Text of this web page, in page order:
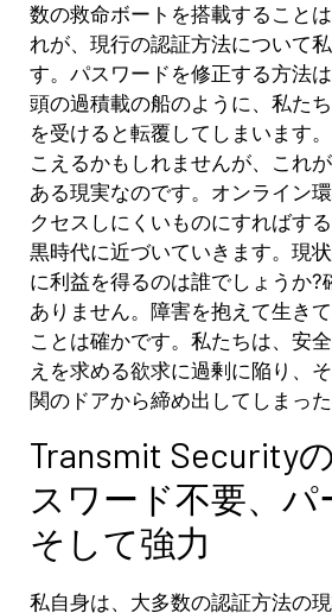
数の救命ボートを搭載すること
れが、現行の認証方法について
す。パスワードを修正する方法
頭の過積載の船のように、私た
を受けると転覆してしまいます。
こえるかもしれませんが、これ
ある現実なのです。オンライン
クセスしにくいものにすればす
黒時代に近づいていきます。現
に利益を得るのは誰でしょうか?
ありません。障害を抱えて生き
ことは確かです。私たちは、安
えを求める欲求に過剰に陥り、
関のドアから締め出してしまった
Transmit Security
スワード不要、パ
そして強力
私自身は、大多数の認証方法の